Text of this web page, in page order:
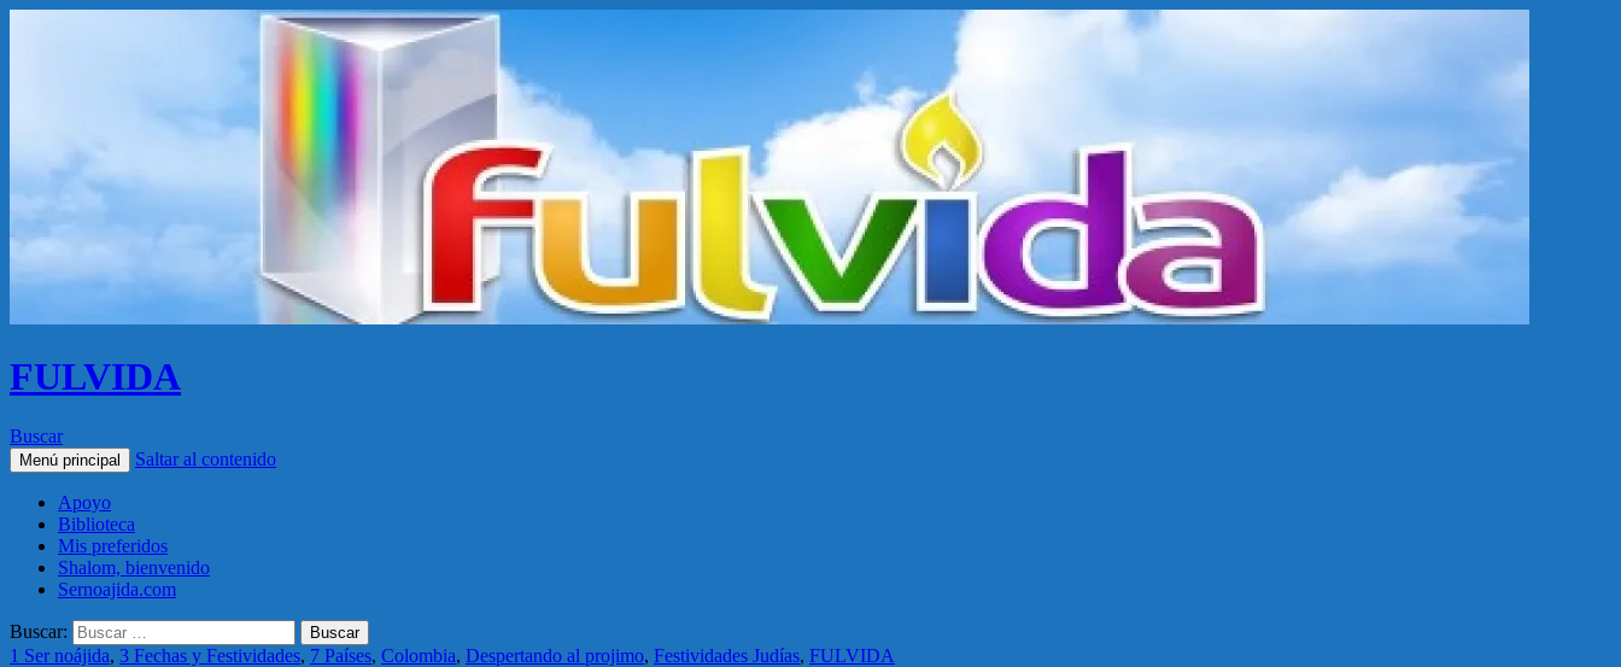
FULVIDA
Buscar
Menú principal Saltar al contenido
Apoyo
Biblioteca
Mis preferidos
Shalom, bienvenido
Sernoajida.com
Buscar:
1 Ser noájida, 3 Fechas y Festividades, 7 Países, Colombia, Despertando al projimo, Festividades Judías, FULVIDA